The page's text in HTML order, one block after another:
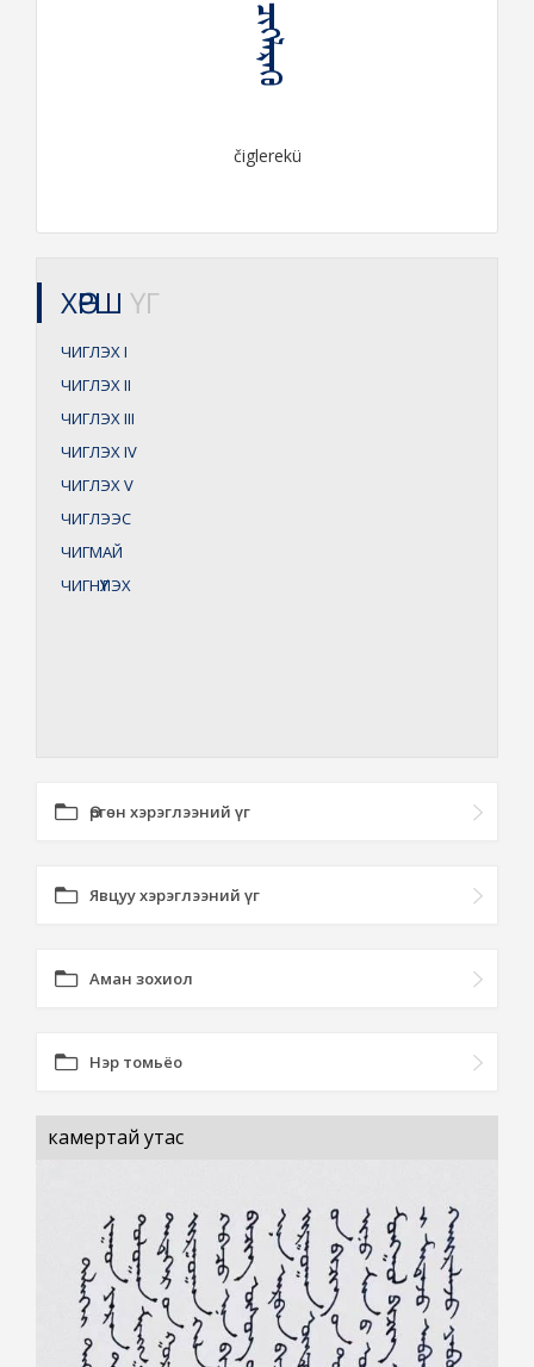
ᠴᠢᠭᠯᠡᠷᠡᠬᠦ
čiglerekü
ХӨРШ ҮГ
ЧИГЛЭХI
ЧИГЛЭХII
ЧИГЛЭХIII
ЧИГЛЭХIV
ЧИГЛЭХV
ЧИГЛЭЭС
ЧИГМАЙ
ЧИГНҮҮЛЭХ
Өргөн хэрэглээний үг
Явцуу хэрэглээний үг
Аман зохиол
Нэр томьёо
камертай утас